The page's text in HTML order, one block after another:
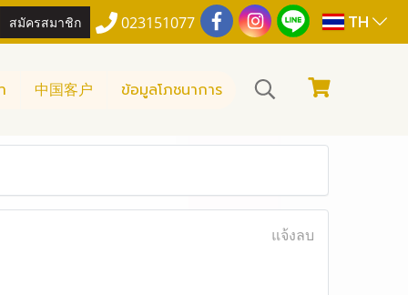
สมัครสมาชิก 023151077 TH
中国客户 ข้อมูลโภชนาการ
แจ้งลบ